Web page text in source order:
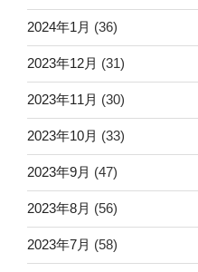
2024年1月 (36)
2023年12月 (31)
2023年11月 (30)
2023年10月 (33)
2023年9月 (47)
2023年8月 (56)
2023年7月 (58)